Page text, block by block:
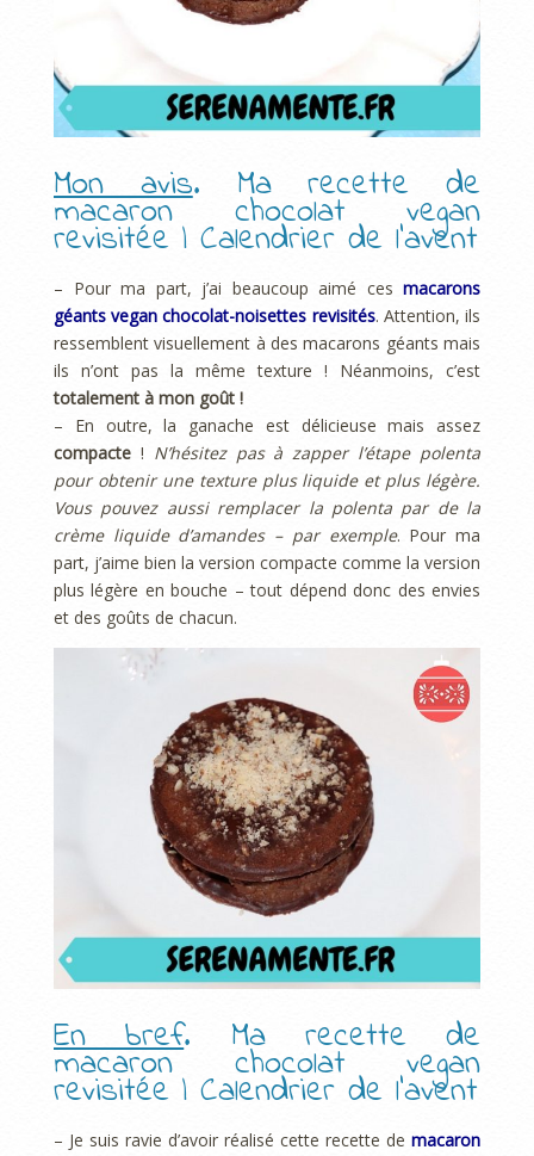
Mon avis. Ma recette de
macaron chocolat vegan
revisitée | Calendrier de l’avent
– Pour ma part, j’ai beaucoup aimé ces macarons
géants vegan chocolat-noisettes revisités. Attention, ils
ressemblent visuellement à des macarons géants mais
ils n’ont pas la même texture ! Néanmoins, c’est
totalement à mon goût !
– En outre, la ganache est délicieuse mais assez
compacte ! N’hésitez pas à zapper l’étape polenta
pour obtenir une texture plus liquide et plus légère.
Vous pouvez aussi remplacer la polenta par de la
crème liquide d’amandes – par exemple. Pour ma
part, j’aime bien la version compacte comme la version
plus légère en bouche – tout dépend donc des envies
et des goûts de chacun.
En bref. Ma recette de
macaron chocolat vegan
revisitée | Calendrier de l’avent
– Je suis ravie d’avoir réalisé cette recette de macaron